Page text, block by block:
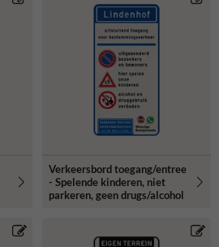
Verkeersbord toegang/entree
- Spelende kinderen, niet
parkeren, geen drugs/alcohol